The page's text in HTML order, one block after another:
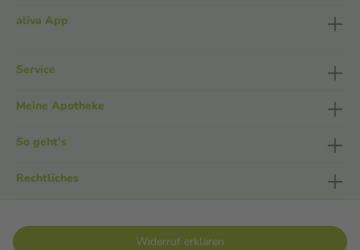
aliva App
Service
Meine Apotheke
So geht's
Rechtliches
Widerruf erklären